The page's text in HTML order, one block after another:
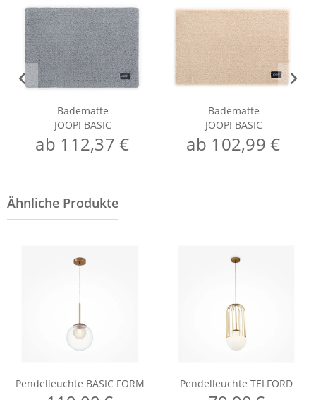
Badematte
JOOP! BASIC
ab 112,37 €
Badematte
JOOP! BASIC
ab 102,99 €